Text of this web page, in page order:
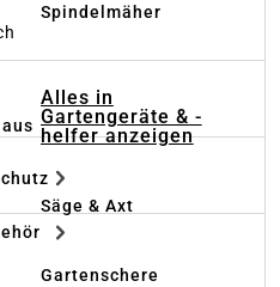
Spindelmäher
Alles in
Gartengeräte & -
helfer anzeigen
Säge & Axt
Gartenschere